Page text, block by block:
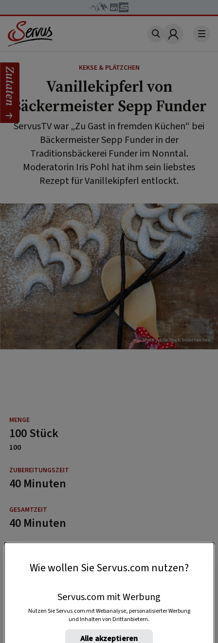
Account
KEKSE & PLÄTZCHEN
Vanillekipferl von
Bäckermeister Sepp Funder
ServusTV war „Zu Gast in fremden Küchen“ bei
Bäckermeister Sepp Funder in der
Traditionsbäckerei Funder im Nonntal.
Moderatorin Iris Pohl hat ihm sein liebstes
Rezept für Vanillekipferl entlockt.
Foto: Adobe Stock/bilderhexchen
100 Stück
100
40 Minuten
40 Minuten
Zutaten
Wie wollen Sie Servus.com nutzen?
Servus.com mit Werbung
Nutzen Sie Servus.com mit Webanalyse, personalisierter Werbung
und Inhalten von Drittanbietern.
Alle akzeptieren